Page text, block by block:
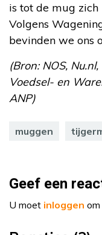
is tot de mug
Volgens
bevinden we ons
(Bron: NOS,
Voedsel- en
ANP)
muggen
Geef een
U moet inloggen